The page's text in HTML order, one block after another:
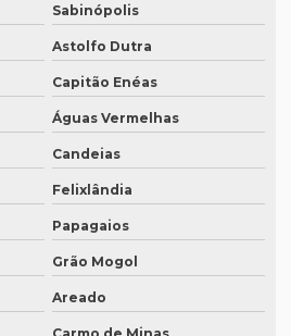
para tradução simultânea
para tradução simultânea
em df
de áudio whatsapp
Sabinópolis
Astolfo Dutra
Capitão Enéas
Águas Vermelhas
Candeias
Felixlândia
Papagaios
Grão Mogol
Areado